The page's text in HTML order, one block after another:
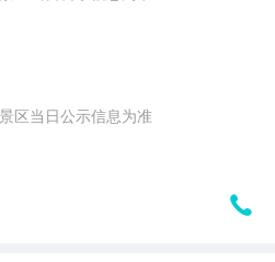
区当日公示信息为准
